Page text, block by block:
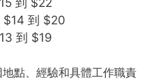
$14 到 $20
到 $19
點、經驗和具體工作職責